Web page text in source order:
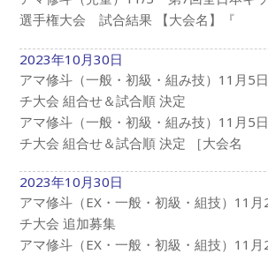
選手権大会 試合結果 【大会名】『
2023年10月30日
アマ修斗（一般・初級・組み技）11月5
チ大会 組合せ＆試合順 決定
アマ修斗（一般・初級・組み技）11月5
チ大会 組合せ＆試合順 決定 ［大会名
2023年10月30日
アマ修斗（EX・一般・初級・組技）11
チ大会 追加募集
アマ修斗（EX・一般・初級・組技）11